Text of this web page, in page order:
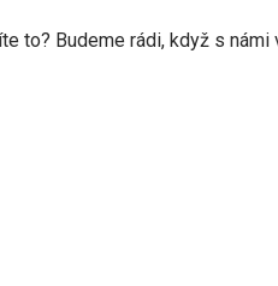
to? Budeme rádi, když s